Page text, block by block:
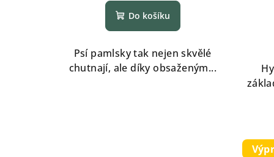
ů
Do košíku
Psí pamlsky tak nejen skvělé
chutnají, ale díky obsaženým...